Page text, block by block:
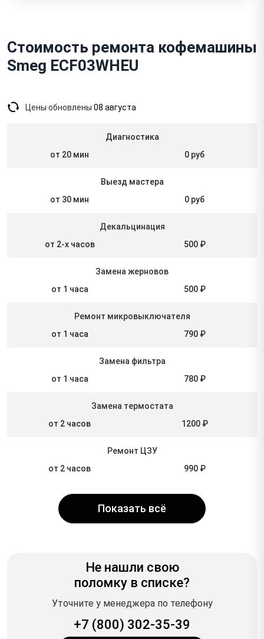
Стоимость ремонта кофемашины
Smeg ECF03WHEU
Цены обновлены 08 августа
Диагностика
от 20 мин
0 руб
Выезд мастера
от 30 мин
0 руб
Декальцинация
от 2-х часов
500 ₽
Замена жерновов
от 1 часа
500 ₽
Ремонт микровыключателя
от 1 часа
790 ₽
Замена фильтра
от 1 часа
780 ₽
Замена термостата
от 2 часов
1200 ₽
Ремонт ЦЗУ
от 2 часов
990 ₽
Показать всё
Не нашли свою
поломку в списке?
Уточните у менеджера по телефону
+7 (800) 302-35-39